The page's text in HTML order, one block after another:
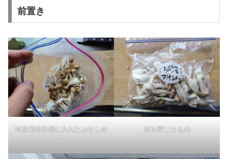
前置き
冷凍用保存袋に入れたぶなしめ
じ
封を閉じたもの